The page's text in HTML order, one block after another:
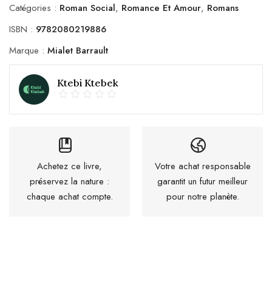
Catégories : Roman Social, Romance Et Amour, Romans
ISBN : 9782080219886
Marque : Mialet Barrault
Ktebi Ktebek
Achetez ce livre,
préservez la nature :
chaque achat compte.
Votre achat responsable
garantit un futur meilleur
pour notre planète.